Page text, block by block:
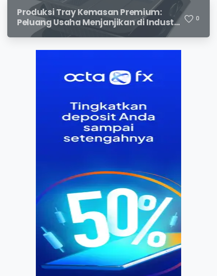
Produksi Tray Kemasan Premium:
Peluang Usaha Menjanjikan di Industri
Packaging Modern
0